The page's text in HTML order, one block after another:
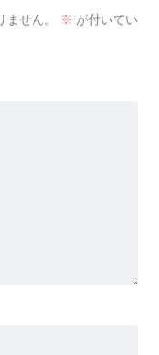
せん。 ※ が付いてい